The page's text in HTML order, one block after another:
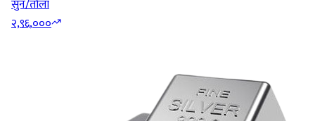
सुन/तोला
२,९६,०००